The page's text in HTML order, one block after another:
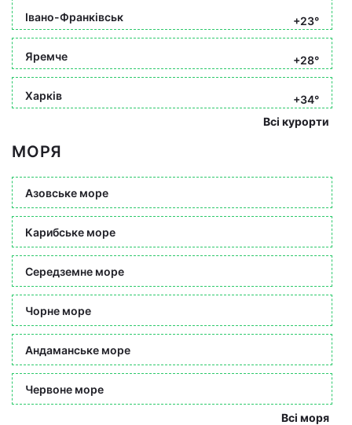
Івано-Франківськ +23°
Яремче +28°
Харків
+34°
Всі курорти
МОРЯ
Азовське море
Карибське море
Середземне море
Чорне море
Андаманське море
Червоне море
Всі моря